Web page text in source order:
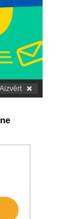
Aizvērt